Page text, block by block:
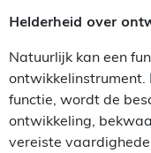
Helderheid over
Natuurlijk kan een
ontwikkelinstrument.
functie, wordt de
ontwikkeling,
vereiste